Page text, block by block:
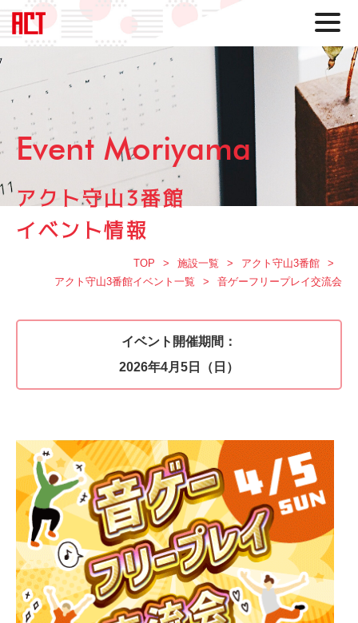
Event Moriyama
アクト守山3番館
イベント情報
TOP 施設一覧
アクト守山3番館
アクト守山3番館イベント一覧
音ゲーフリープレイ交流会
イベント開催期間：
2026年4月5日（日）